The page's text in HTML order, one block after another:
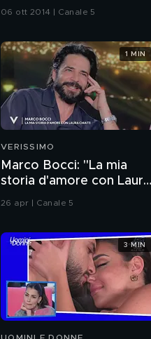
06 ott 2014 | Canale 5
VERISSIMO
Marco Bocci: "La mia
storia d'amore con Laura
Chiatti"
26 apr | Canale 5
1 MIN
3 MIN